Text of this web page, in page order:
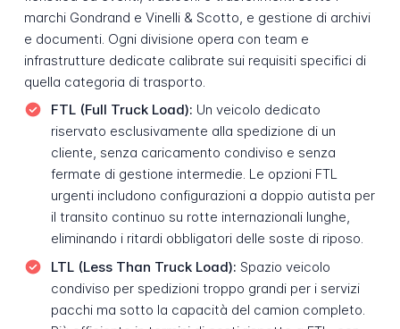
marchi Gondrand e Vinelli & Scotto, e gestione di archivi
e documenti. Ogni divisione opera con team e
infrastrutture dedicate calibrate sui requisiti specifici di
quella categoria di trasporto.
FTL (Full Truck Load): Un veicolo dedicato
riservato esclusivamente alla spedizione di un
cliente, senza caricamento condiviso e senza
fermate di gestione intermedie. Le opzioni FTL
urgenti includono configurazioni a doppio autista per
il transito continuo su rotte internazionali lunghe,
eliminando i ritardi obbligatori delle soste di riposo.
LTL (Less Than Truck Load): Spazio veicolo
condiviso per spedizioni troppo grandi per i servizi
pacchi ma sotto la capacità del camion completo.